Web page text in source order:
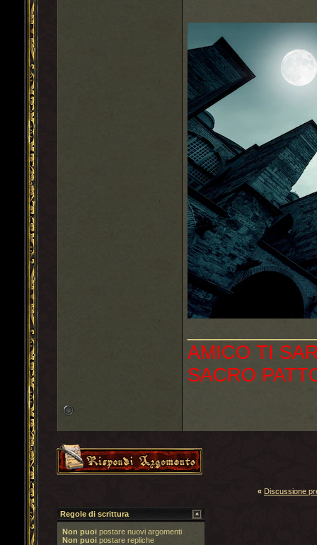
AMICO TI
SACRO
« Discussione
Regole di scrittura
Non puoi postare nuovi argomenti
Non puoi postare repliche